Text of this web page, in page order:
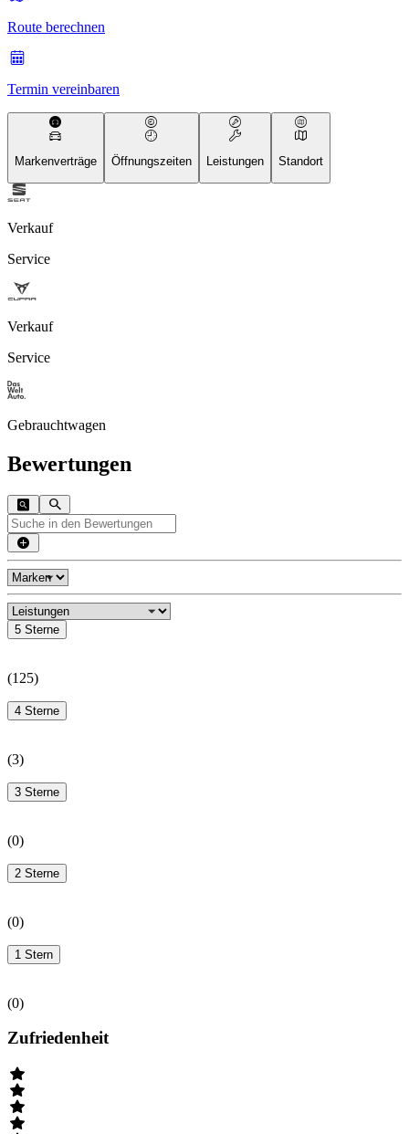
Route berechnen
Termin vereinbaren
Markenverträge Öffnungszeiten Leistungen Standort
Verkauf
Service
Verkauf
Service
Gebrauchtwagen
Bewertungen
5 Sterne
(125)
4 Sterne
(3)
3 Sterne
(0)
2 Sterne
(0)
1 Stern
(0)
Zufriedenheit